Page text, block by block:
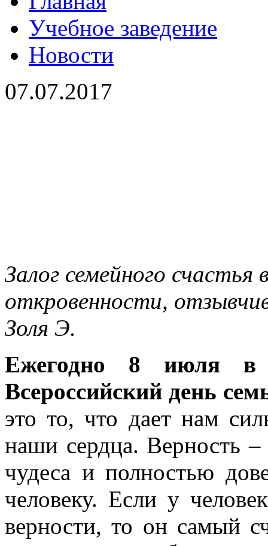
Учебное заведение
Новости
07.07.2017
Залог семейного счастья
откровенности,
Золя Э.
Ежегодно 8 июля в
Всероссийский день
это то, что дает нам
наши сердца. Верность –
чудеса и полностью
человеку. Если у
верности, то он самый